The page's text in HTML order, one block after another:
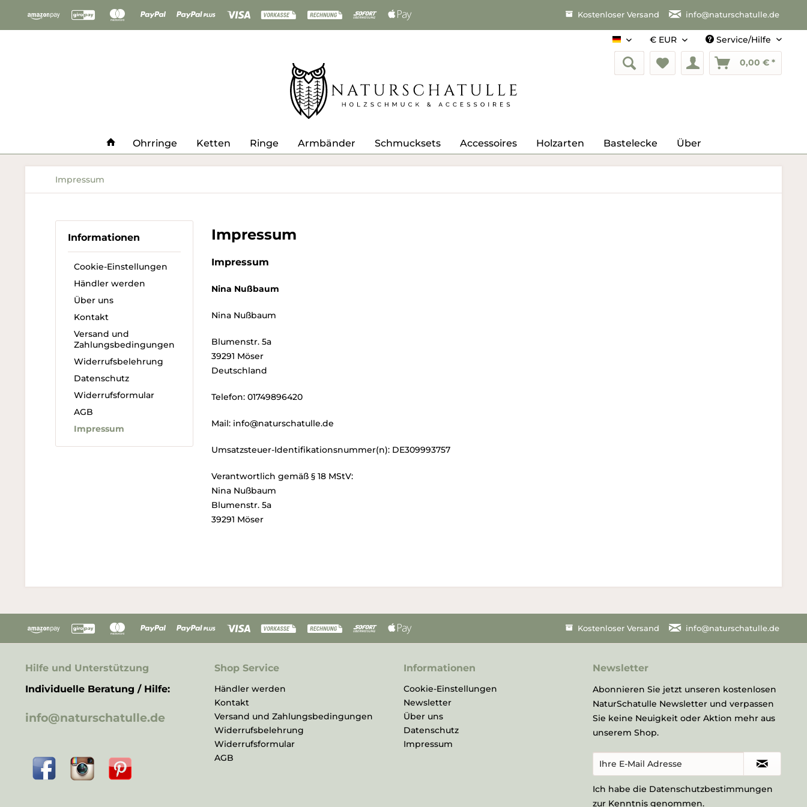
Kostenloser Versand info@naturschatulle.de
Deutsch Service/Hilfe
0,00 € *
Ohrringe Ketten Ringe Armbänder Schmucksets Accessoires Holzarten Bastelecke Über
Impressum
Informationen
Cookie-Einstellungen
Händler werden
Über uns
Kontakt
Versand und
Zahlungsbedingungen
Widerrufsbelehrung
Datenschutz
Widerrufsformular
AGB
Impressum
Impressum
Impressum
Nina Nußbaum
Nina Nußbaum
Blumenstr. 5a
39291 Möser
Deutschland
Telefon: 01749896420
Mail: info@naturschatulle.de
Umsatzsteuer-Identifikationsnummer(n): DE309993757
Verantwortlich gemäß § 18 MStV:
Nina Nußbaum
Blumenstr. 5a
39291 Möser
Kostenloser Versand info@naturschatulle.de
Hilfe und Unterstützung
Individuelle Beratung / Hilfe:
info@naturschatulle.de
Shop Service
Händler werden
Kontakt
Versand und Zahlungsbedingungen
Widerrufsbelehrung
Widerrufsformular
AGB
Informationen
Cookie-Einstellungen
Newsletter
Über uns
Datenschutz
Impressum
Newsletter
Abonnieren Sie jetzt unseren kostenlosen
NaturSchatulle Newsletter und verpassen
Sie keine Neuigkeit oder Aktion mehr aus
unserem Shop.
Ich habe die Datenschutzbestimmungen
zur Kenntnis genommen.